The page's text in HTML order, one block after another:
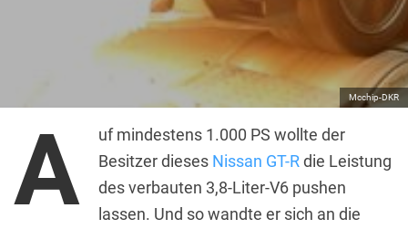
Mcchip-DKR
A
uf mindestens 1.000 PS wollte der
Besitzer dieses Nissan GT-Rdie Leistung
des verbauten 3,8-Liter-V6 pushen
lassen. Und so wandte er sich an die